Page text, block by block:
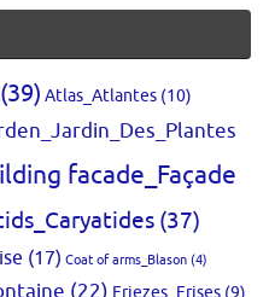
(39) Atlas_Atlantes (10)
facade_Façade
(37)
(17) Coat of arms_Blason (4)
(22) Friezes_Frises (9)